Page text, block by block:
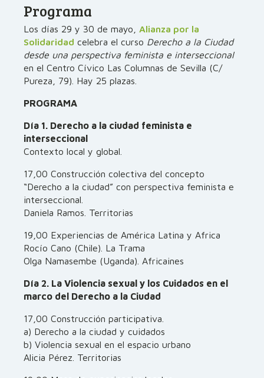
Programa
Los días 29 y 30 de mayo, Alianza por la
Solidaridad celebra el curso Derecho a la Ciudad
desde una perspectiva feminista e interseccional
en el Centro Cívico Las Columnas de Sevilla (C/
Pureza, 79). Hay 25 plazas.
PROGRAMA
Día 1. Derecho a la ciudad feminista e
interseccional
Contexto local y global.
17,00 Construcción colectiva del concepto
“Derecho a la ciudad” con perspectiva feminista e
interseccional.
Daniela Ramos. Territorias
19,00 Experiencias de América Latina y Africa
Rocío Cano (Chile). La Trama
Olga Namasembe (Uganda). Africaines
Día 2. La Violencia sexual y los Cuidados en el
marco del Derecho a la Ciudad
17,00 Construcción participativa.
a) Derecho a la ciudad y cuidados
b) Violencia sexual en el espacio urbano
Alicia Pérez. Territorias